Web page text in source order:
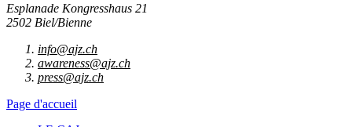
Esplanade Kongresshaus 21
2502 Biel/Bienne
info@ajz.ch
awareness@ajz.ch
press@ajz.ch
Page d'accueil